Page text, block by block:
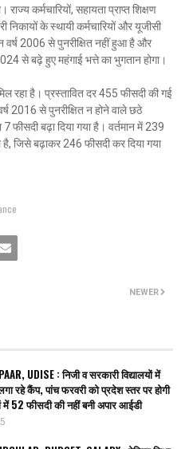
कर्मचारियों, सहायता प्राप्त शिक्षण
के स्थायी कर्मचारियों और यूजीसी
वर्ष 2006 से पुनरीक्षित नहीं हुआ है और
से बढ़े हुए महंगाई भत्ते का भुगतान होगा।
रहा है। प्रस्तावित दर 455 फीसदी की गई
2016 से पुनरीक्षित न होने वाले छठे
7 फीसदी बढ़ा दिया गया है। वर्तमान में 239
है, जिसे बढ़ाकर 246 फीसदी कर दिया गया
NEWER
UDISE : निजी व सरकारी विद्यालयों में
रहे कैंप, पांच फरवरी को प्रदेश स्तर पर होगी
में 52 फीसदी की नहीं बनी अपार आईडी